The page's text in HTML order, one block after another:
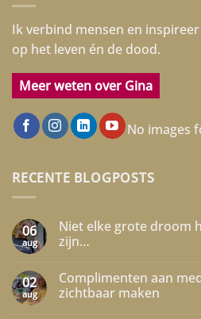
Ik verbind mensen en
op het leven én de dood.
Meer weten over Gina
No images
RECENTE BLOGPOSTS
06
aug
Niet elke grote droom
zijn…
op
Niet
elke
02
aug
Complimenten aan
zichtbaar maken